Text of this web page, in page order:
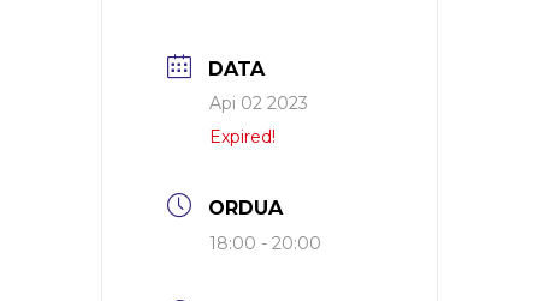
DATA
Api 02 2023
Expired!
ORDUA
18:00 - 20:00